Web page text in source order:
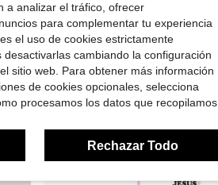
- PPD-4-10 Local -43% HTVJOYDO Papel de Transferencia de Calor para Planchar en Camisetas, 25 Hojas de 8.5x11", Vinilo para Planchar en Tela Clara, Vinilo de Transferencia de Calor Imprimible para Inyección de Tinta
$12.40
otros vendedores
a analizar el tráfico, ofrecer
para complementar tu experiencia
el uso de cookies estrictamente
cambiando la configuración
sitio web. Para obtener más información
de cookies opcionales, selecciona
procesamos los datos que recopilamos,
Rechazar Todo